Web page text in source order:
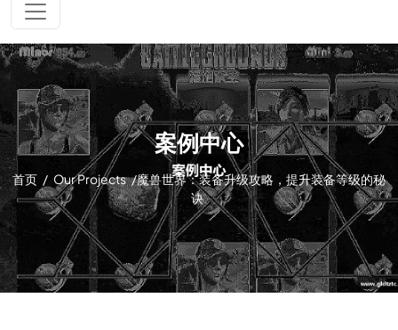
案例中心
首页 / Our Projects /魔兽世界：装备升级攻略，提升装备等级的秘
诀